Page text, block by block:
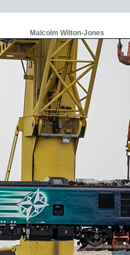
Malcolm Wilton-Jones